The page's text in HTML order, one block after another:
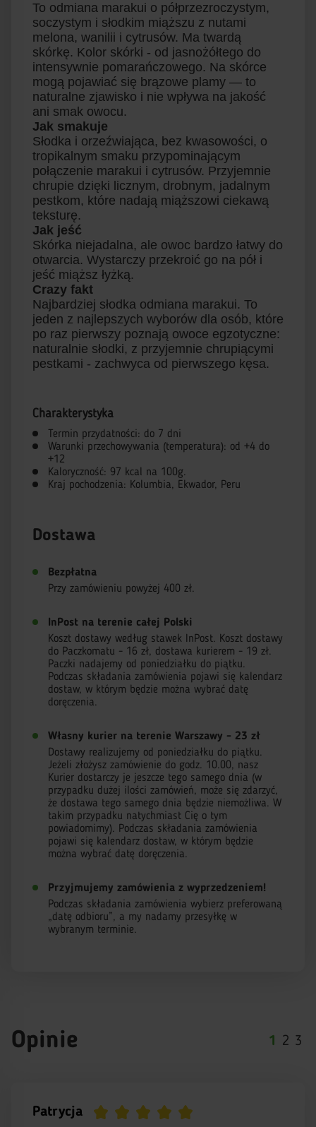
To odmiana marakui o półprzezroczystym,
soczystym i słodkim miąższu z nutami
melona, wanilii i cytrusów. Ma twardą
skórkę. Kolor skórki - od jasnożółtego do
intensywnie pomarańczowego. Na skórce
mogą pojawiać się brązowe plamy — to
naturalne zjawisko i nie wpływa na jakość
ani smak owocu.
Jak smakuje
Słodka i orzeźwiająca, bez kwasowości, o
tropikalnym smaku przypominającym
połączenie marakui i cytrusów. Przyjemnie
chrupie dzięki licznym, drobnym, jadalnym
pestkom, które nadają miąższowi ciekawą
teksturę.
Jak jeść
Skórka niejadalna, ale owoc bardzo łatwy do
otwarcia. Wystarczy przekroić go na pół i
jeść miąższ łyżką.
Crazy fakt
Najbardziej słodka odmiana marakui. To
jeden z najlepszych wyborów dla osób, które
po raz pierwszy poznają owoce egzotyczne:
naturalnie słodki, z przyjemnie chrupiącymi
pestkami - zachwyca od pierwszego kęsa.
Charakterystyka
Termin przydatności: do 7 dni
Warunki przechowywania (temperatura): od +4 do
+12
Kaloryczność: 97 kcal na 100g.
Kraj pochodzenia: Kolumbia, Ekwador, Peru
Dostawa
Bezpłatna
Przy zamówieniu powyżej 400 zł.
InPost na terenie całej Polski
Koszt dostawy według stawek InPost. Koszt dostawy
do Paczkomatu - 16 zł, dostawa kurierem - 19 zł.
Paczki nadajemy od poniedziałku do piątku.
Podczas składania zamówienia pojawi się kalendarz
dostaw, w którym będzie można wybrać datę
doręczenia.
Własny kurier na terenie Warszawy - 23 zł
Dostawy realizujemy od poniedziałku do piątku.
Jeżeli złożysz zamówienie do godz. 10.00, nasz
Kurier dostarczy je jeszcze tego samego dnia (w
przypadku dużej ilości zamówień, może się zdarzyć,
że dostawa tego samego dnia będzie niemożliwa. W
takim przypadku natychmiast Cię o tym
powiadomimy). Podczas składania zamówienia
pojawi się kalendarz dostaw, w którym będzie
można wybrać datę doręczenia.
Przyjmujemy zamówienia z wyprzedzeniem!
Podczas składania zamówienia wybierz preferowaną
„datę odbioru”, a my nadamy przesyłkę w
wybranym terminie.
Opinie 1 2 3
Patrycja